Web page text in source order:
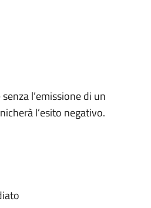
l’emissione di un
l’esito negativo.